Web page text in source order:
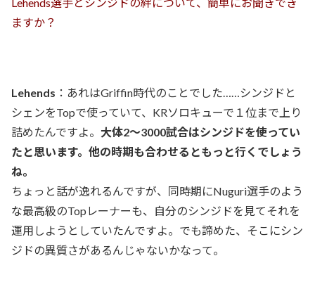
ますか？
Lehends ：あれはGriffin時代のことでした……シンジドと
シェンをTopで使っていて、KRソロキューで１位まで上り
詰めたんですよ。 大体2～3000試合はシンジドを使ってい
たと思います。他の時期も合わせるともっと行くでしょう
ね。
ちょっと話が逸れるんですが、同時期にNuguri選手のよう
な最高級のTopレーナーも、自分のシンジドを見てそれを
運用しようとしていたんですよ。でも諦めた、そこにシン
ジドの異質さがあるんじゃないかなって。